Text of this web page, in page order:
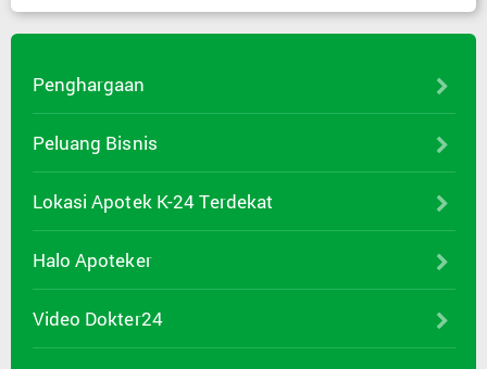
Penghargaan
Peluang Bisnis
Lokasi Apotek K-24 Terdekat
Halo Apoteker
Video Dokter24